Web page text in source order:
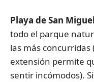
Playa de San Miguel
todo el parque
las más concurridas
extensión permite
sentir incómodos).